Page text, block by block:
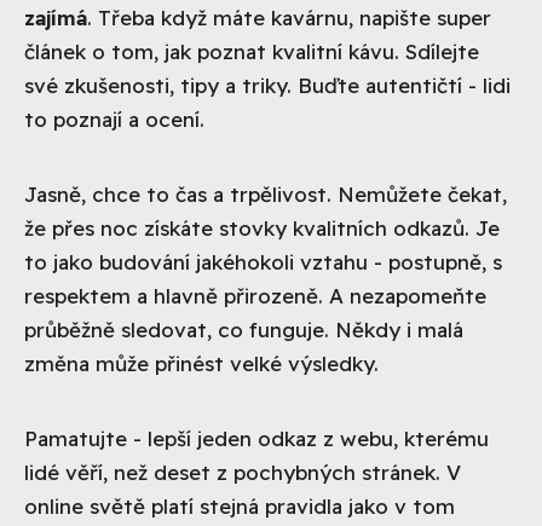
zajímá. Třeba když máte kavárnu, napište super
článek o tom, jak poznat kvalitní kávu. Sdílejte
své zkušenosti, tipy a triky. Buďte autentičtí - lidi
to poznají a ocení.
Jasně, chce to čas a trpělivost. Nemůžete čekat,
že přes noc získáte stovky kvalitních odkazů. Je
to jako budování jakéhokoli vztahu - postupně, s
respektem a hlavně přirozeně. A nezapomeňte
průběžně sledovat, co funguje. Někdy i malá
změna může přinést velké výsledky.
Pamatujte - lepší jeden odkaz z webu, kterému
lidé věří, než deset z pochybných stránek. V
online světě platí stejná pravidla jako v tom